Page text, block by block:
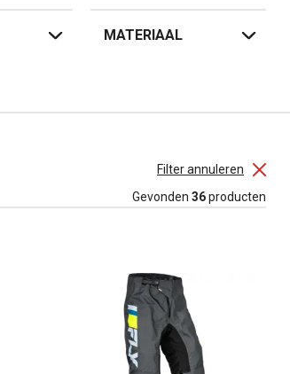
MATERIAAL
Filter annuleren
Gevonden 36producten